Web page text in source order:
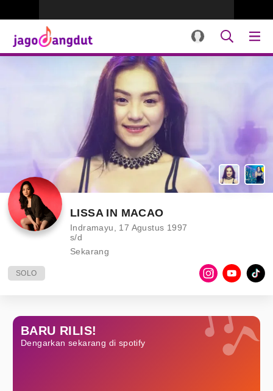
LISSA IN MACAO
Indramayu, 17 Agustus 1997
s/d
Sekarang
SOLO
BARU RILIS!
Dengarkan sekarang di spotify